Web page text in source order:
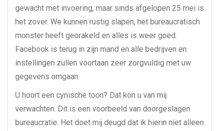
gewacht met invoering, maar sinds afgelopen 25 mei is
het zover. We kunnen rustig slapen, het bureaucratisch
monster heeft georakeld en alles is weer goed.
Facebook is terug in zijn mand en alle bedrijven en
instellingen zullen voortaan zeer zorgvuldig met uw
gegevens omgaan.
U hoort een cynische toon? Dat kon u van mij
verwachten. Dit is een voorbeeld van doorgeslagen
bureaucratie. Het doet mij deugd dat ik hierin niet alleen